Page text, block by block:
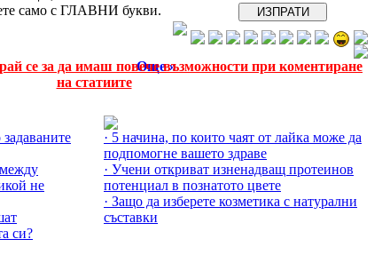
само с ГЛАВНИ букви.
Още »
се за да имаш повече възможности при коментиране
на статиите
не
си?
· 5 начина, по които чаят от лайка може да
подпомогне вашето здраве
· Учени откриват изненадващ протеинов
потенциал в познатото цвете
· Защо да изберете козметика с натурални
съставки